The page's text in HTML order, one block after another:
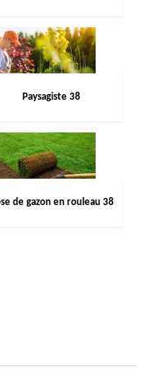
Paysagiste 38
de gazon en rouleau 38